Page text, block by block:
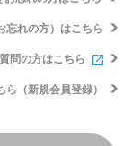
忘れの方）はこちら
問の方はこちら
（新規会員登録）